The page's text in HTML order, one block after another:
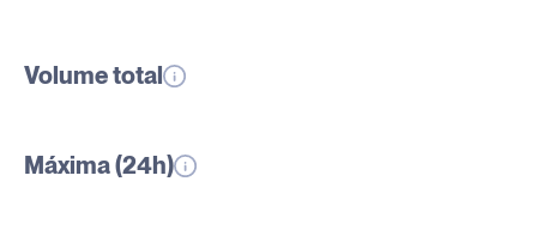
Volume total
Máxima (24h)